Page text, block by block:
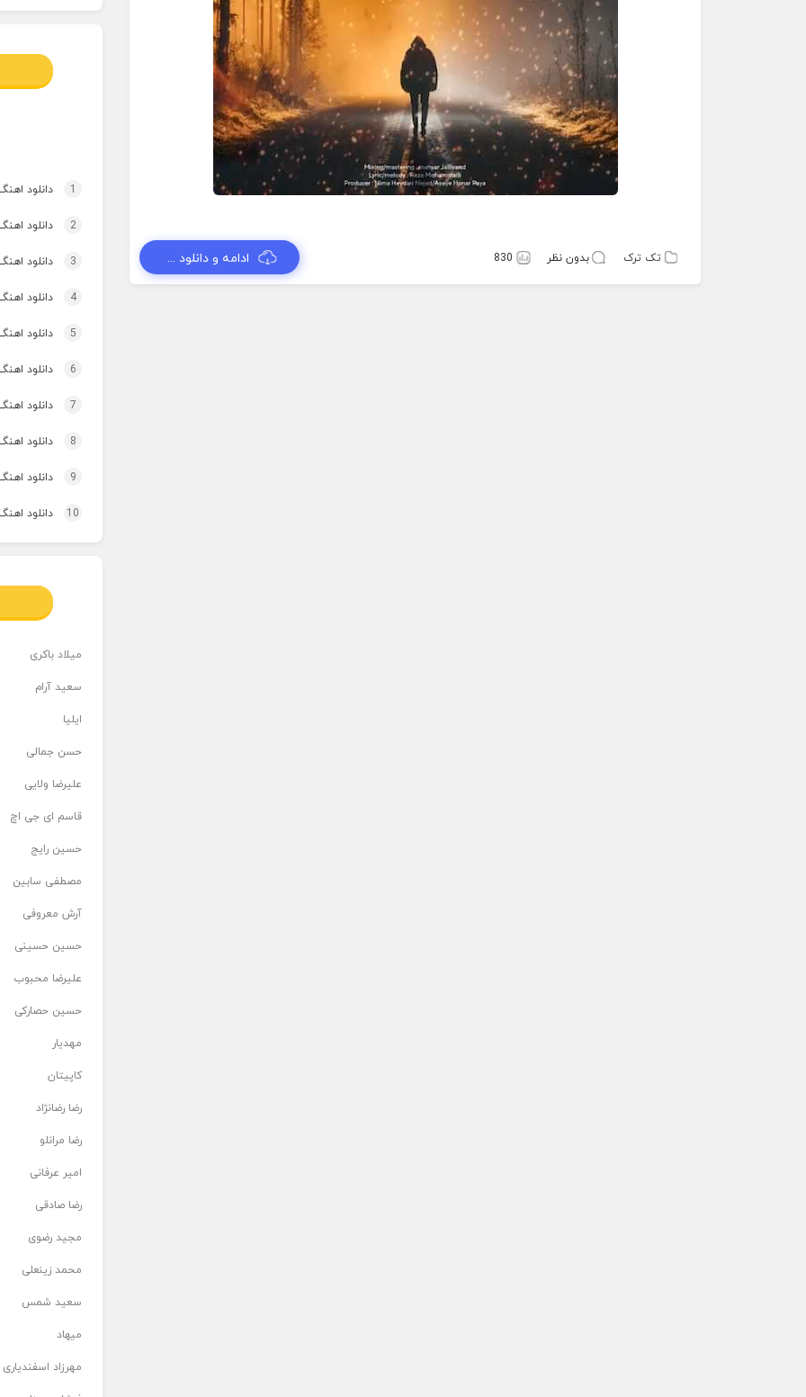
تک ترک بدون نظر 830 ادامه و دانلود ...
1 دانلود اهنگ تاپ و
2 دانلود اهنگ برنو
3 دانلود
4 دانلود
5 دانلود
6 دانلود
7 دانلود
8 دانلود
9 دانلود
10 دانلود
میلاد باکری
سعید آرام
ایلیا
حسن جمالی
علیرضا ولایی
قاسم ای جی اچ
حسین رایج
مصطفی سابین
آرش معروفی
حسین حسینی
علیرضا محبوب
حسین حصارکی
مهدیار
کاپیتان
رضا رضانژاد
رضا مرانلو
امیر عرفانی
رضا صادقی
مجید رضوی
محمد زینعلی
سعید شمس
میهاد
مهرزاد اسفندیاری